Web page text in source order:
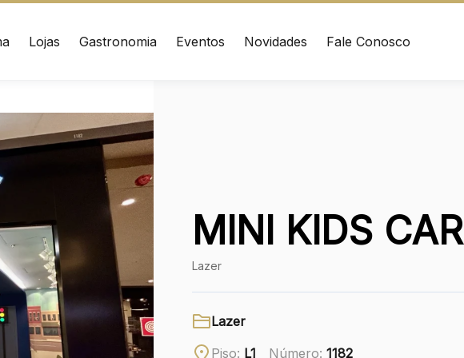
Lojas Gastronomia Eventos Novidades Fale Conosco
Adenauer, 370
– Curitiba/PR CEP:
Uber MINI KIDS CAR
Lazer
Lazer
Piso: L1 Número: 1182